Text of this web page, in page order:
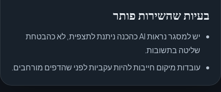
בעיות שהשירות פותר
יש למסגר נראות AI כהכנה ניתנת לתצפית, לא כהבטחת
שליטה בתשובות.
עובדות מיקום חייבות להיות עקביות לפני שהדפים מורחבים.